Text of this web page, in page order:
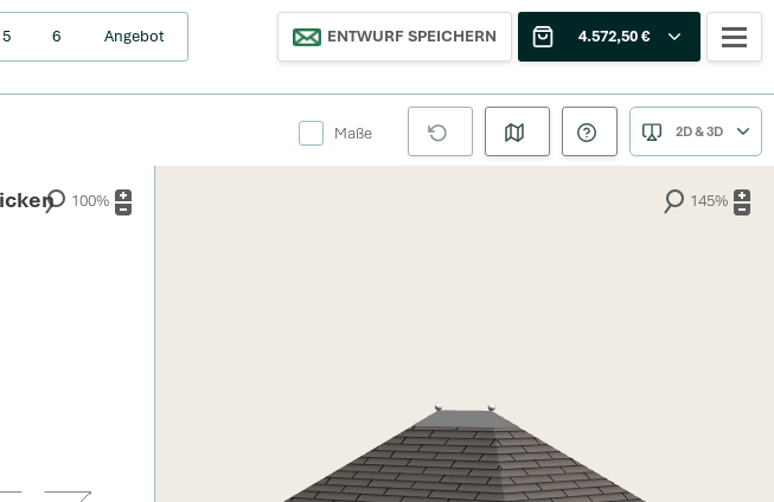
4.572,50 €
ENTWURF SPEICHERN
5 6 Angebot
2D & 3D
Maße
100% 145%